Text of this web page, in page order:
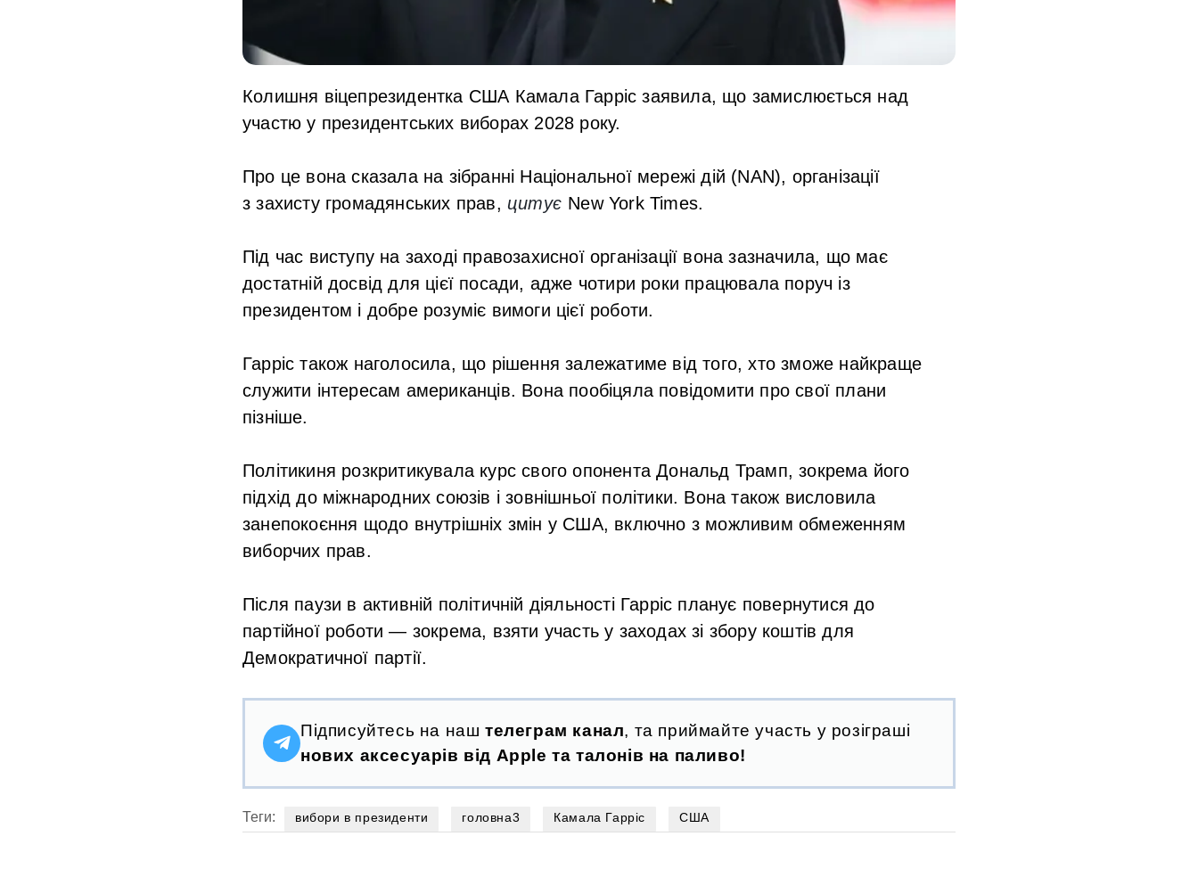
Колишня віцепрезидентка США Камала Гарріс заявила, що замислюється над
участю у президентських виборах 2028 року.
Про це вона сказала на зібранні Національної мережі дій (NAN), організації
з захисту громадянських прав, цитує New York Times.
Під час виступу на заході правозахисної організації вона зазначила, що має
достатній досвід для цієї посади, адже чотири роки працювала поруч із
президентом і добре розуміє вимоги цієї роботи.
Гарріс також наголосила, що рішення залежатиме від того, хто зможе найкраще
служити інтересам американців. Вона пообіцяла повідомити про свої плани
пізніше.
Політикиня розкритикувала курс свого опонента Дональд Трамп, зокрема його
підхід до міжнародних союзів і зовнішньої політики. Вона також висловила
занепокоєння щодо внутрішніх змін у США, включно з можливим обмеженням
виборчих прав.
Після паузи в активній політичній діяльності Гарріс планує повернутися до
партійної роботи — зокрема, взяти участь у заходах зі збору коштів для
Демократичної партії.
Підписуйтесь на наш телеграм канал, та приймайте участь у розіграші
нових аксесуарів від Apple та талонів на паливо!
Теги: вибори в президенти головна3 Камала Гарріс США